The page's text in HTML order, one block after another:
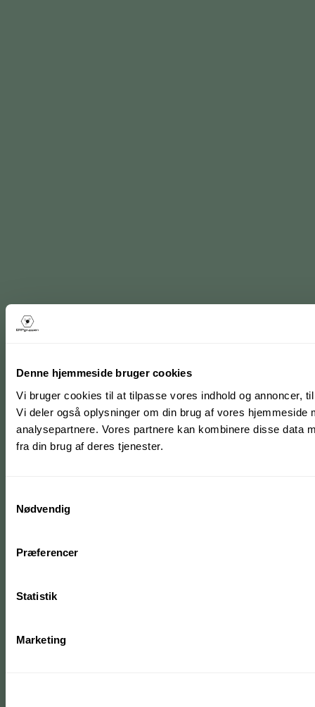
Denne hjemmeside bruger cookies
Vi bruger cookies til at tilpasse vores indhold og annoncer,
Vi deler også oplysninger om din brug af vores
analysepartnere. Vores partnere kan kombinere disse data
fra din brug af deres tjenester.
Nødvendig
Præferencer
Statistik
Marketing